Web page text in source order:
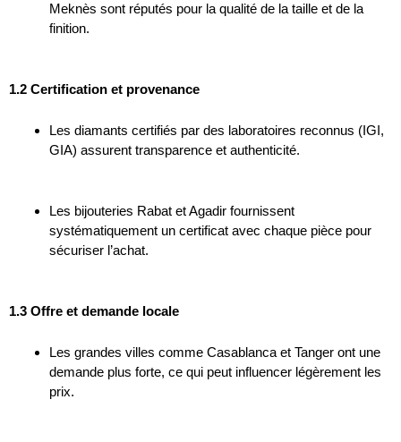
Meknès sont réputés pour la qualité de la taille et de la
finition.
1.2 Certification et provenance
Les diamants certifiés par des laboratoires reconnus (IGI,
GIA) assurent transparence et authenticité.
Les bijouteries Rabat et Agadir fournissent
systématiquement un certificat avec chaque pièce pour
sécuriser l’achat.
1.3 Offre et demande locale
Les grandes villes comme Casablanca et Tanger ont une
demande plus forte, ce qui peut influencer légèrement les
prix.